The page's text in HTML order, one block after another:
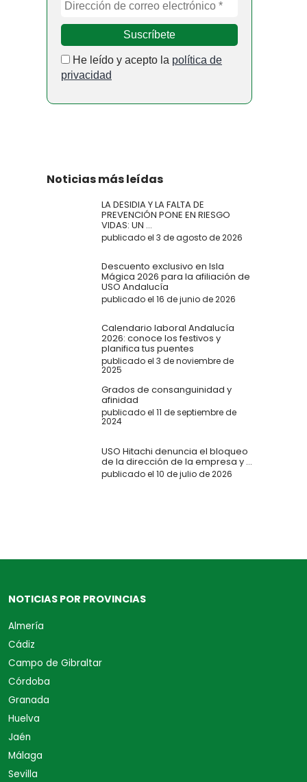
He leído y acepto la política de
privacidad
Noticias más leídas
LA DESIDIA Y LA FALTA DE
PREVENCIÓN PONE EN RIESGO
VIDAS: UN ...
publicado el 3 de agosto de 2026
Descuento exclusivo en Isla
Mágica 2026 para la afiliación de
USO Andalucía
publicado el 16 de junio de 2026
Calendario laboral Andalucía
2026: conoce los festivos y
planifica tus puentes
publicado el 3 de noviembre de
2025
Grados de consanguinidad y
afinidad
publicado el 11 de septiembre de
2024
USO Hitachi denuncia el bloqueo
de la dirección de la empresa y ...
publicado el 10 de julio de 2026
NOTICIAS POR PROVINCIAS
Almería
Cádiz
Campo de Gibraltar
Córdoba
Granada
Huelva
Jaén
Málaga
Sevilla